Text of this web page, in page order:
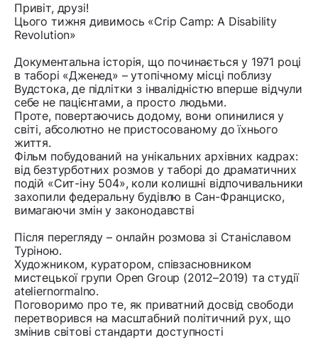
Привіт, друзі!
Цього тижня дивимось «Crip Camp: A Disability
Revolution»
Документальна історія, що починається у 1971 році
в таборі «Дженед» – утопічному місці поблизу
Вудстока, де підлітки з інвалідністю вперше відчули
себе не пацієнтами, а просто людьми.
Проте, повертаючись додому, вони опинилися у
світі, абсолютно не пристосованому до їхнього
життя.
Фільм побудований на унікальних архівних кадрах:
від безтурботних розмов у таборі до драматичних
подій «Сит-іну 504», коли колишні відпочивальники
захопили федеральну будівлю в Сан-Франциско,
вимагаючи змін у законодавстві
Після перегляду – онлайн розмова зі Станіславом
Туріною.
Художником, куратором, співзасновником
мистецької групи Open Group (2012–2019) та студії
ateliernormalno.
Поговоримо про те, як приватний досвід свободи
перетворився на масштабний політичний рух, що
змінив світові стандарти доступності